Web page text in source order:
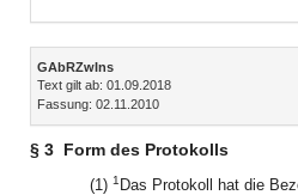
Inhalt
GAbRZwIns
Text gilt ab: 01.09.2018
Fassung: 02.11.2010
§ 3 Form des Protokolls
(1) 1 Das Protokoll hat die